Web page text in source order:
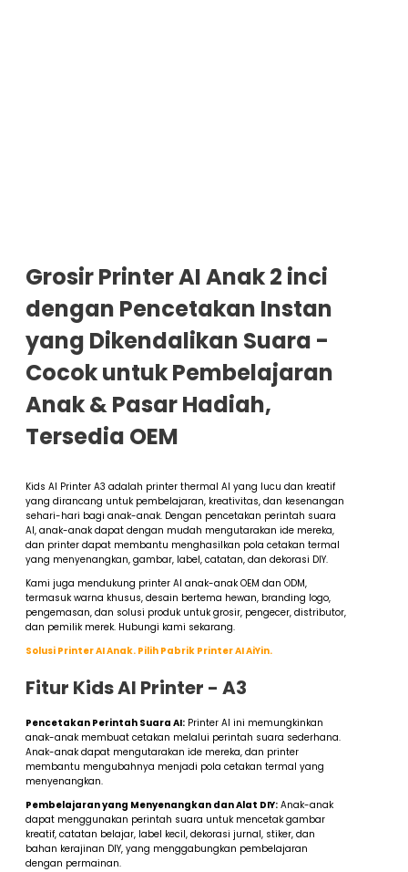
Grosir Printer AI Anak 2 inci
dengan Pencetakan Instan
yang Dikendalikan Suara -
Cocok untuk Pembelajaran
Anak & Pasar Hadiah,
Tersedia OEM
Kids AI Printer A3 adalah printer thermal AI yang lucu dan kreatif
yang dirancang untuk pembelajaran, kreativitas, dan kesenangan
sehari-hari bagi anak-anak. Dengan pencetakan perintah suara
AI, anak-anak dapat dengan mudah mengutarakan ide mereka,
dan printer dapat membantu menghasilkan pola cetakan termal
yang menyenangkan, gambar, label, catatan, dan dekorasi DIY.
Kami juga mendukung printer AI anak-anak OEM dan ODM,
termasuk warna khusus, desain bertema hewan, branding logo,
pengemasan, dan solusi produk untuk grosir, pengecer, distributor,
dan pemilik merek. Hubungi kami sekarang.
Solusi Printer AI Anak. Pilih Pabrik Printer AI AiYin.
Fitur Kids AI Printer - A3
Pencetakan Perintah Suara AI: Printer AI ini memungkinkan
anak-anak membuat cetakan melalui perintah suara sederhana.
Anak-anak dapat mengutarakan ide mereka, dan printer
membantu mengubahnya menjadi pola cetakan termal yang
menyenangkan.
Pembelajaran yang Menyenangkan dan Alat DIY: Anak-anak
dapat menggunakan perintah suara untuk mencetak gambar
kreatif, catatan belajar, label kecil, dekorasi jurnal, stiker, dan
bahan kerajinan DIY, yang menggabungkan pembelajaran
dengan permainan.